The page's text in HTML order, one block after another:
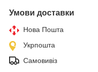
Умови доставки
Нова Пошта
Укрпошта
Самовивіз